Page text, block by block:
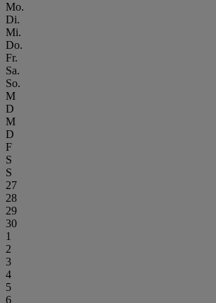
Mo.
Di.
Mi.
Do.
Fr.
Sa.
So.
M
D
M
D
F
S
S
27
28
29
30
1
2
3
4
5
6